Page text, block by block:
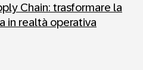
Chain: trasformare la
in realtà operativa